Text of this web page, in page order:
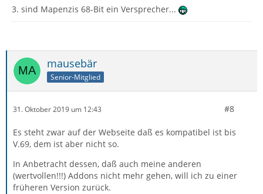
3. sind Mapenzis 68-Bit ein Versprecher...
mausebär
Senior-Mitglied
31. Oktober 2019 um 12:43 #8
Es steht zwar auf der Webseite daß es kompatibel ist bis
V.69, dem ist aber nicht so.
In Anbetracht dessen, daß auch meine anderen
(wertvollen!!!) Addons nicht mehr gehen, will ich zu einer
früheren Version zurück.